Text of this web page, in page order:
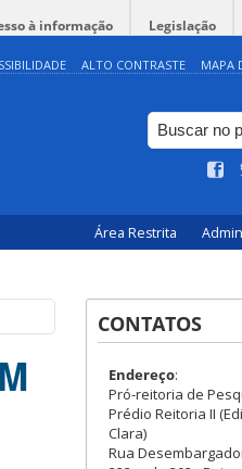
à informação Legislação
ALTO CONTRASTE MAPA
Área Restrita
CONTATOS
Endereço:
Pró-reitoria de
Prédio Reitoria II
Clara)
Rua